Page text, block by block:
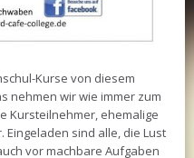
Kurse von diesem
nehmen wir wie immer zum
Kursteilnehmer, ehemalige
sind alle, die Lust
vor machbare Aufgaben